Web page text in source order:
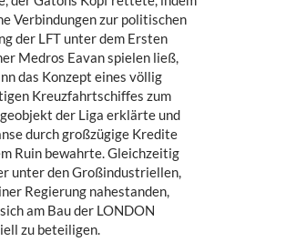
Verbindungen zur politischen
der LFT unter dem Ersten
Medros Eavan spielen ließ,
das Konzept eines völlig
Kreuzfahrtschiffes zum
der Liga erklärte und
durch großzügige Kredite
Ruin bewahrte. Gleichzeitig
unter den Großindustriellen,
Regierung nahestanden,
am Bau der LONDON
zu beteiligen.